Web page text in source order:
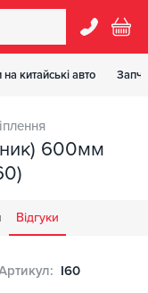
китайські авто
600мм
Відгуки
I60